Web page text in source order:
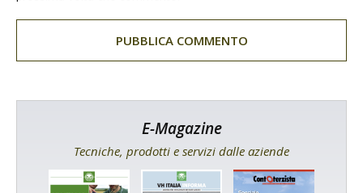
E-Magazine
Tecniche, prodotti e servizi dalle aziende